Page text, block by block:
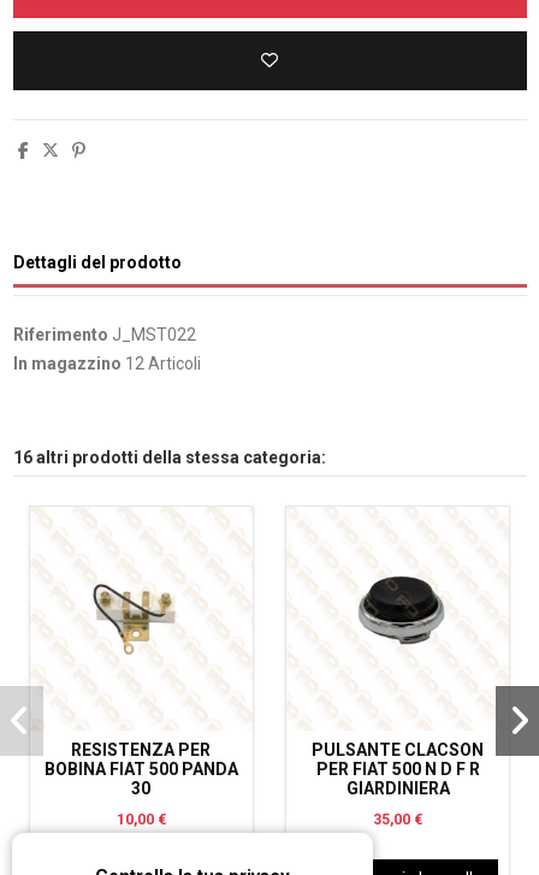
Dettagli del prodotto
Riferimento J_MST022
In magazzino 12 Articoli
16 altri prodotti della stessa categoria:
RESISTENZA PER
BOBINA FIAT 500 PANDA
30
10,00 €
PULSANTE CLACSON
PER FIAT 500 N D F R
GIARDINIERA
35,00 €